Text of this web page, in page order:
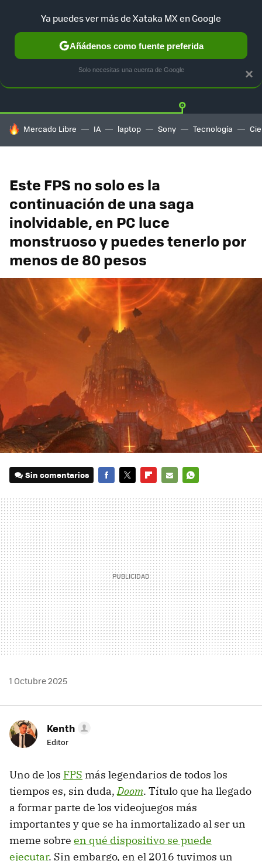
Twitter
HOY SE HABLA DE
Mercado Libre IA laptop Sony Tecnología
Este FPS no solo es la
continuación de una saga
inolvidable, en PC luce
monstruoso y puedes tenerlo por
menos de 80 pesos
Sin comentarios
MAIL
1 Octubre 2025
Kenth
Editor
Uno de los FPS más legendarios de todos los
tiempos es, sin duda,Doom. Título que ha llegado
a formar parte de los videojuegos más
importantes y que se ha inmortalizado al ser un
meme sobre en qué dispositivo se puede
ejecutar. Sin embargo, en el 2016 tuvimos un
×
Ya puedes ver más de Xataka MX en Google
Añádenos como fuente preferida
Solo necesitas una cuenta de Google